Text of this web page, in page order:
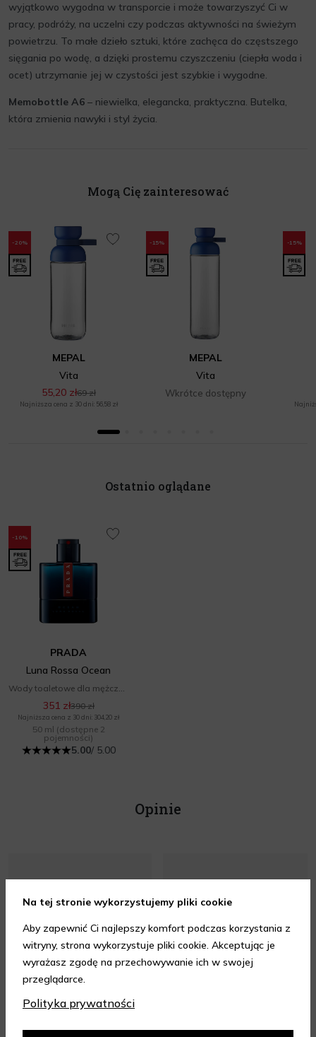
wyjątkowo wygodna w transporcie i może towarzyszyć Ci w
pracy, podróży, na uczelni czy podczas aktywności na świeżym
powietrzu. To małe dzieło sztuki, które zachęca do częstszego
sięgania po wodę, a dzięki prostemu czyszczeniu (ciepła woda i
ocet) utrzymanie jej w czystości jest szybkie i wygodne.
Memobottle A6 – niewielka, elegancka, praktyczna. Butelka,
która zmienia nawyki i styl życia.
Mogą Cię zainteresować
-20%
MEPAL
Vita
55,20 zł69 zł
Najniższa cena z 30 dni: 56,58 zł
-15%
MEPAL
Vita
Wkrótce dostępny
-15%
Ostatnio oglądane
-10%
PRADA
Luna Rossa Ocean
351 zł390 zł
Najniższa cena z 30 dni: 304,20 zł
50 ml (dostępne 2
pojemności)
5.00/ 5.00
Opinie
asortymentu i cena
Na tej stronie wykorzystujemy pliki cookie
Aby zapewnić Ci najlepszy komfort podczas korzystania z
witryny, strona wykorzystuje pliki cookie. Akceptując je
wyrażasz zgodę na przechowywanie ich w swojej
przeglądarce.
Polityka prywatności